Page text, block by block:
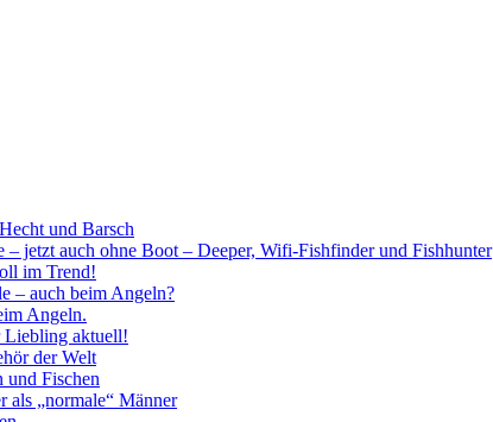
und Barsch
jetzt auch ohne Boot – Deeper, Wifi-Fishfinder und Fishhunter
im Trend!
– auch beim Angeln?
Angeln.
Liebling aktuell!
der Welt
und Fischen
als „normale“ Männer